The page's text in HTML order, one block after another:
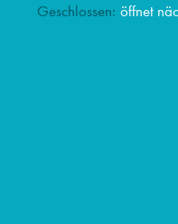
Klicken, um weitere
Geschlossen: öffnet